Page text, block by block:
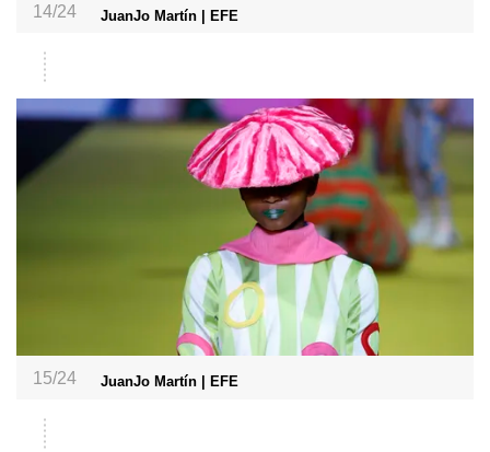
14/24 JuanJo Martín | EFE
15/24 JuanJo Martín | EFE